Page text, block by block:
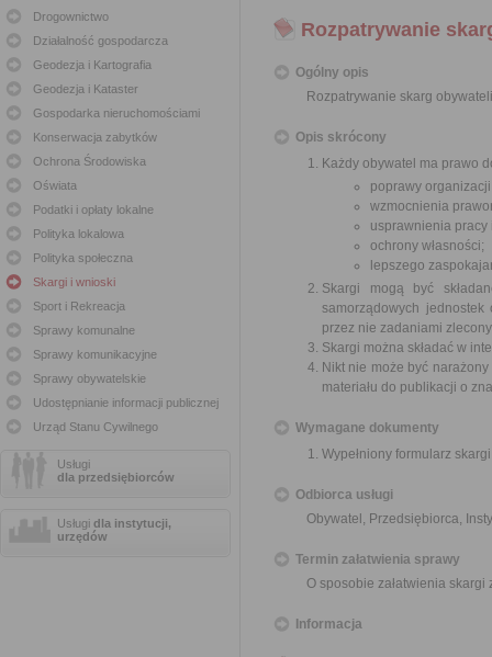
Drogownictwo
Działalność gospodarcza
Geodezja i Kartografia
Geodezja i Kataster
Gospodarka nieruchomościami
Konserwacja zabytków
Ochrona Środowiska
Oświata
Podatki i opłaty lokalne
Polityka lokalowa
Polityka społeczna
Skargi i wnioski
Sport i Rekreacja
Sprawy komunalne
Sprawy komunikacyjne
Sprawy obywatelskie
Udostępnianie informacji publicznej
Urząd Stanu Cywilnego
Usługi
dla przedsiębiorców
Usługi dla instytucji,
urzędów
Rozpatrywanie
Ogólny opis
Rozpatrywanie skarg obywateli
Opis skrócony
Każdy obywatel ma prawo
poprawy
wzmocnienia
usprawnienia
ochrony własności;
lepszego
Skargi mogą być
samorządowych
przez nie zadaniami
Skargi można składać w
Nikt nie może być
materiału do publikacji o
Wymagane dokumenty
Wypełniony formularz
Odbiorca usługi
Obywatel, Przedsiębiorca,
Termin załatwienia sprawy
O sposobie załatwienia
Informacja